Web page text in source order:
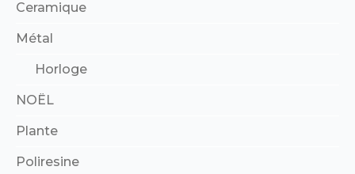
Ceramique
Métal
Horloge
NOËL
Plante
Poliresine